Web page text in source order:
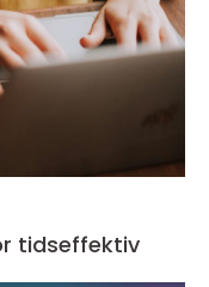
tidseffektiv